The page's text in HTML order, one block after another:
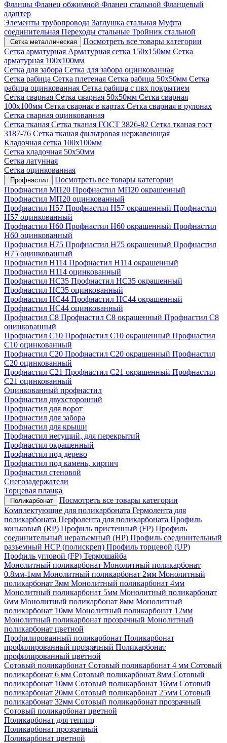
Фланцы Фланец обжимной Фланец стальной Фланцевый
адаптер
Элементы трубопровода Заглушка стальная Муфта
соединительная Переходы стальные Тройник стальной
Сетка металлическая
Посмотреть все товары категории
Сетка арматурная Арматурная сетка 150х150мм Сетка
арматурная 100х100мм
Сетка для забора Сетка для забора оцинкованная
Сетка рабица Сетка плетеная Сетка рабица 50х50мм Сетка
рабица оцинкованная Сетка рабица с пвх покрытием
Сетка сварная Сетка сварная 50х50мм Сетка сварная
100х100мм Сетка сварная в картах Сетка сварная в рулонах
Сетка сварная оцинкованная
Сетка тканая Сетка тканая ГОСТ 3826-82 Сетка тканая гост
3187-76 Сетка тканая фильтровая нержавеющая
Кладочная сетка 100х100мм
Сетка кладочная 50х50мм
Сетка латунная
Сетка оцинкованная
Профнастил
Посмотреть все товары категории
Профнастил МП20 Профнастил МП20 окрашенный
Профнастил МП20 оцинкованный
Профнастил Н57 Профнастил Н57 окрашенный Профнастил
Н57 оцинкованный
Профнастил Н60 Профнастил Н60 окрашенный Профнастил
Н60 оцинкованный
Профнастил Н75 Профнастил Н75 окрашенный Профнастил
Н75 оцинкованный
Профнастил Н114 Профнастил Н114 окрашенный
Профнастил Н114 оцинкованный
Профнастил НС35 Профнастил НС35 окрашенный
Профнастил НС35 оцинкованный
Профнастил НС44 Профнастил НС44 окрашенный
Профнастил НС44 оцинкованный
Профнастил С8 Профнастил С8 окрашенный Профнастил С8
оцинкованный
Профнастил С10 Профнастил С10 окрашенный Профнастил
С10 оцинкованный
Профнастил С20 Профнастил С20 окрашенный Профнастил
С20 оцинкованный
Профнастил С21 Профнастил С21 окрашенный Профнастил
С21 оцинкованный
Оцинкованный профнастил
Профнастил двухсторонний
Профнастил для ворот
Профнастил для забора
Профнастил для крыши
Профнастил несущий, для перекрытий
Профнастил окрашенный
Профнастил под дерево
Профнастил под камень, кирпич
Профнастил стеновой
Снегозадержатели
Торцевая планка
Поликарбонат
Посмотреть все товары категории
Комплектующие для поликарбоната Гермолента для
поликарбоната Перфолента для поликарбоната Профиль
коньковый (RP) Профиль пристенный (FP) Профиль
соединительный неразъемный (НР) Профиль соединительный
разъемный НСР (полискреп) Профиль торцевой (UP)
Профиль угловой (FP) Термошайба
Монолитный поликарбонат Монолитный поликарбонат
0.8мм-1мм Монолитный поликарбонат 2мм Монолитный
поликарбонат 3мм Монолитный поликарбонат 4мм
Монолитный поликарбонат 5мм Монолитный поликарбонат
6мм Монолитный поликарбонат 8мм Монолитный
поликарбонат 10мм Монолитный поликарбонат 12мм
Монолитный поликарбонат прозрачный Монолитный
поликарбонат цветной
Профилированный поликарбонат Поликарбонат
профилированный прозрачный Поликарбонат
профилированный цветной
Сотовый поликарбонат Сотовый поликарбонат 4 мм Сотовый
поликарбонат 6 мм Сотовый поликарбонат 8мм Сотовый
поликарбонат 10мм Сотовый поликарбонат 16мм Сотовый
поликарбонат 20мм Сотовый поликарбонат 25мм Сотовый
поликарбонат 32мм Сотовый поликарбонат прозрачный
Сотовый поликарбонат цветной
Поликарбонат для теплиц
Поликарбонат прозрачный
Поликарбонат цветной